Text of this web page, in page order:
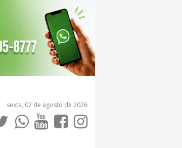
sexta, 07 de agosto de 2026